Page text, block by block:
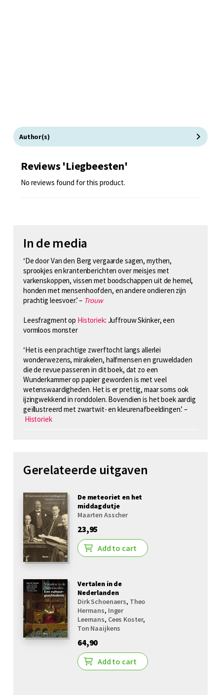
Author(s)
Reviews 'Liegbeesten'
No reviews found for this product.
In de media
‘De door Van den Berg vergaarde sagen, mythen,
sprookjes en krantenberichten over meisjes met
varkenskoppen, vissen met boodschappen uit de hemel,
honden met mensenhoofden, en andere ondieren zijn
prachtig leesvoer.’ – Trouw
Leesfragment op Historiek: Juffrouw Skinker, een
vormloos monster
‘Het is een prachtige zwerftocht langs allerlei
wonderwezens, mirakelen, halfmensen en gruweldaden
die de revue passeren in dit boek, dat zo een
Wunderkammer op papier geworden is met veel
wetenswaardigheden. Het is er prettig, maar soms ook
ijzingwekkend in ronddolen. Bovendien is het boek aardig
geïllustreerd met zwartwit- en kleurenafbeeldingen.’ –
Historiek
Gerelateerde uitgaven
De meteoriet en het
middagdutje
Maarten Asscher
23,95
Add to cart
Vertalen in de
Nederlanden
Dirk Schoenaers, Theo
Hermans, Inger
Leemans, Cees Koster,
Ton Naaijkens
64,90
Add to cart